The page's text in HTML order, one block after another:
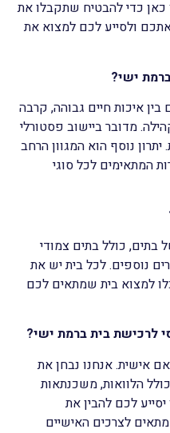
כדי להבטיח שתקבלו את
ולסייע לכם למצוא את
איכות חיים גבוהה, קרבה
מדובר ביישוב פסטורלי
נוסף הוא המגוון הרחב
המתאימים לכל סוגי
בתים, כולל בתים צמודי
נוספים. לכל בית יש את
למצוא בית שמתאים לכם
אישית. אנחנו נבחן את
הלוואות, משכנתאות
יסייע לכם להבין את
מתאים לצרכים האישיים